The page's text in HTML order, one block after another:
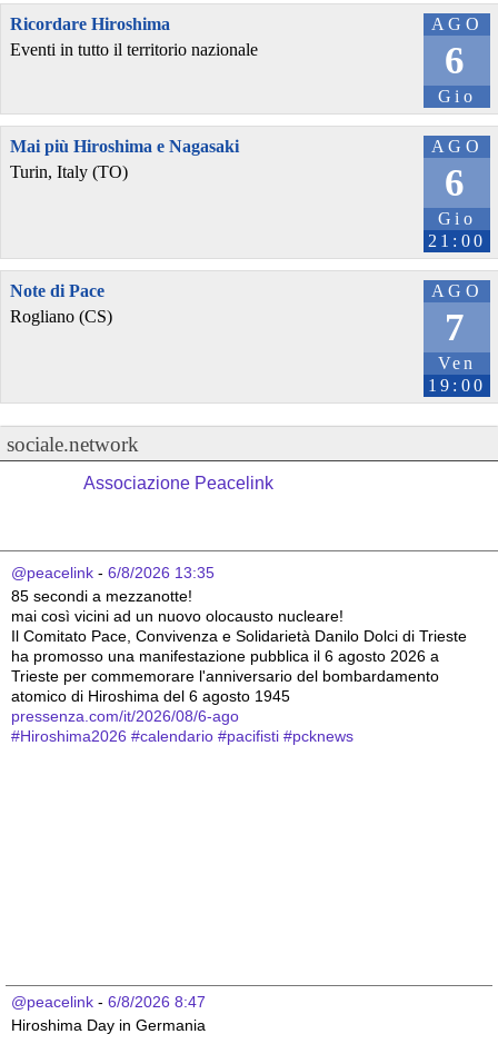
AGO
6
Gio
Ricordare Hiroshima
Eventi in tutto il territorio nazionale
AGO
6
Gio
21:00
Mai più Hiroshima e Nagasaki
Turin, Italy (TO)
AGO
7
Ven
19:00
Note di Pace
Rogliano (CS)
sociale.network
Associazione Peacelink
@peacelink - 6/8/2026 13:35
85 secondi a mezzanotte!
mai così vicini ad un nuovo olocausto nucleare!
Il Comitato Pace, Convivenza e Solidarietà Danilo Dolci di Trieste
ha promosso una manifestazione pubblica il 6 agosto 2026 a
Trieste per commemorare l'anniversario del bombardamento
atomico di Hiroshima del 6 agosto 1945
pressenza.com/it/2026/08/6-ago
#Hiroshima2026 #calendario #pacifisti #pcknews
@peacelink - 6/8/2026 8:47
Hiroshima Day in Germania